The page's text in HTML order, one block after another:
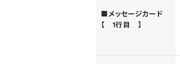
■メッセージカード
【 1行目 】